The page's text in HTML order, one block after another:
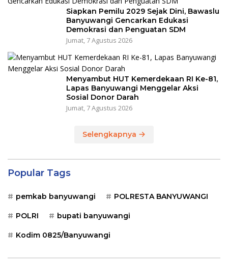
Siapkan Pemilu 2029 Sejak Dini, Bawaslu
Banyuwangi Gencarkan Edukasi
Demokrasi dan Penguatan SDM
Jumat, 7 Agustus 2026
Menyambut HUT Kemerdekaan RI Ke-81,
Lapas Banyuwangi Menggelar Aksi
Sosial Donor Darah
Jumat, 7 Agustus 2026
Selengkapnya
Popular Tags
pemkab banyuwangi POLRESTA BANYUWANGI
POLRI bupati banyuwangi
Kodim 0825/Banyuwangi